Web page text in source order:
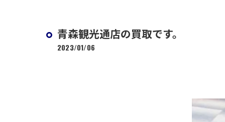
青森観光通店の買取です。
2023/01/06